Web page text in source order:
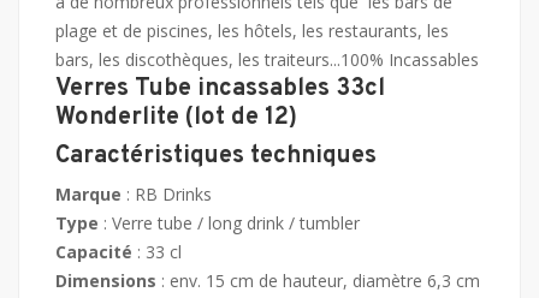
plage et de piscines, les hôtels, les restaurants, les
bars, les discothèques, les traiteurs...100% Incassables
Verres Tube incassables 33cl
Wonderlite (lot de 12)
Caractéristiques techniques
Marque : RB Drinks
Type : Verre tube / long drink / tumbler
Capacité : 33 cl
Dimensions : env. 15 cm de hauteur, diamètre 6,3 cm